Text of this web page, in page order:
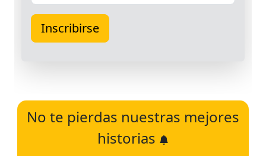
No te pierdas nuestras mejores
historias